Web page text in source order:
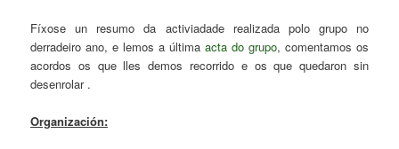
Fíxose un resumo da activiadade realizada polo grupo no
derradeiro ano, e lemos a última acta do grupo, comentamos os
acordos os que lles demos recorrido e os que quedaron sin
desenrolar .
Organización: